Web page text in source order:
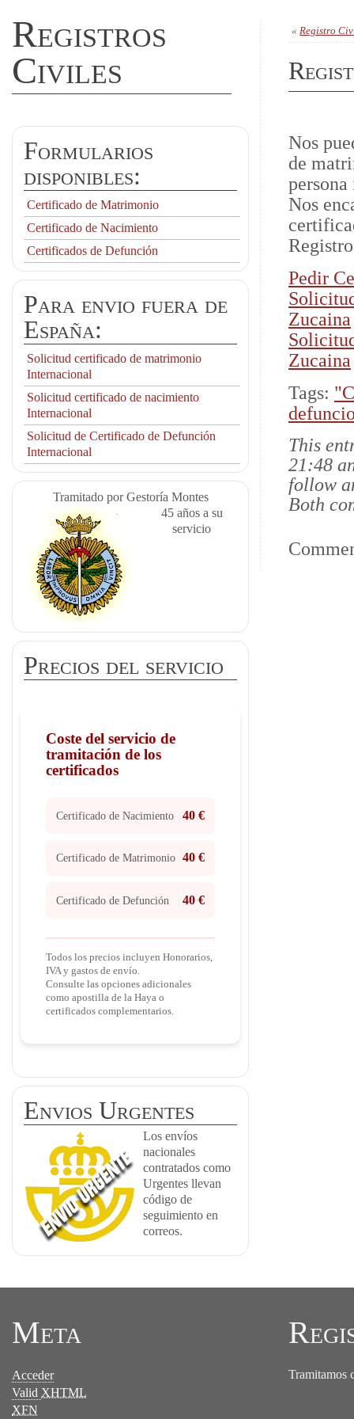
Registros
Civiles
« Registro
Nos
de
Nos
Pedir
Zucaina
Zucaina
Tags:
This
21:48
follow
Both
Formularios
disponibles:
Certificado de Matrimonio
Certificado de Nacimiento
Certificados de Defunción
Para envio fuera de
España:
Solicitud certificado de matrimonio
Internacional
Solicitud certificado de nacimiento
Internacional
Solicitud de Certificado de Defunción
Internacional
Tramitado por Gestoría Montes
45 años a su
servicio
Precios del servicio
Coste del servicio de
tramitación de los
certificados
Certificado de Nacimiento 40 €
Certificado de Matrimonio 40 €
Certificado de Defunción 40 €
Todos los precios incluyen Honorarios,
IVA y gastos de envío.
Consulte las opciones adicionales
como apostilla de la Haya o
certificados complementarios.
Envios Urgentes
Los envíos
nacionales
contratados como
Urgentes llevan
código de
seguimiento en
correos.
Meta
Acceder
Valid XHTML
XFN
Tramitamos